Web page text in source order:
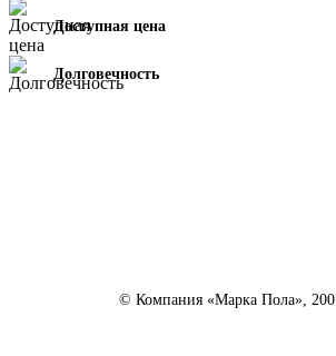
Доступная цена
Долговечность
© Компания «Марка Пола»,